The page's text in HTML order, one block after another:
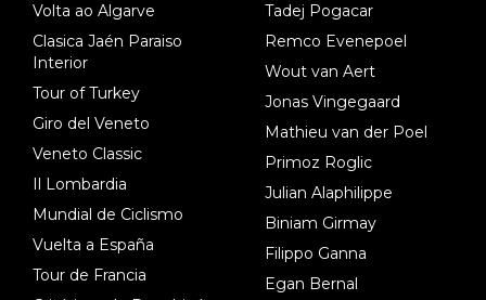
Volta ao Algarve
Clasica Jaén Paraiso
Interior
Tour of Turkey
Giro del Veneto
Veneto Classic
Il Lombardia
Mundial de Ciclismo
Vuelta a España
Tour de Francia
Tadej Pogacar
Remco Evenepoel
Wout van Aert
Jonas Vingegaard
Mathieu van der Poel
Primoz Roglic
Julian Alaphilippe
Biniam Girmay
Filippo Ganna
Egan Bernal